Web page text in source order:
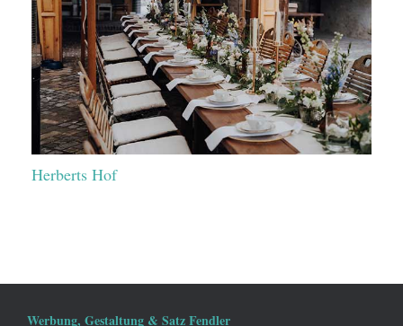
Herberts Hof
Werbung, Gestaltung & Satz Fendler